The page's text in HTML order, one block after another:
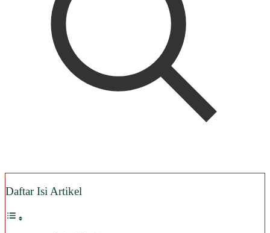
Daftar Isi Artikel